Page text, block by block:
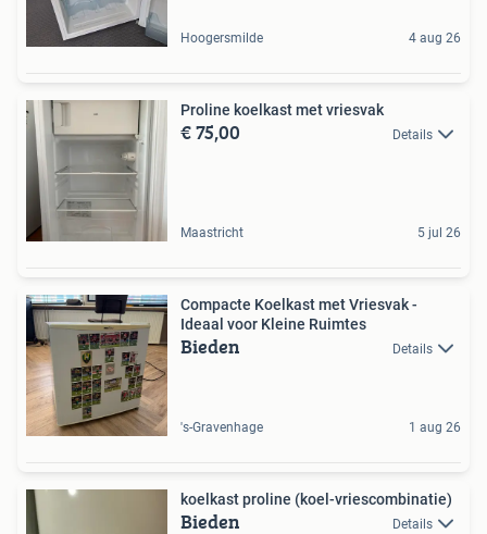
Hoogersmilde 4 aug 26
Proline koelkast met vriesvak
€ 75,00 Details
Maastricht 5 jul 26
Compacte Koelkast met Vriesvak -
Ideaal voor Kleine Ruimtes
Bieden Details
's-Gravenhage 1 aug 26
koelkast proline (koel-vriescombinatie)
Bieden Details